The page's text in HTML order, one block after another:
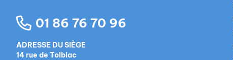
01 86 76 70 96
ADRESSE DU SIÈGE
14 rue de Tolbiac